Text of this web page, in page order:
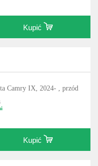
Kupić
Camry IX, 2024- , przód
Kupić